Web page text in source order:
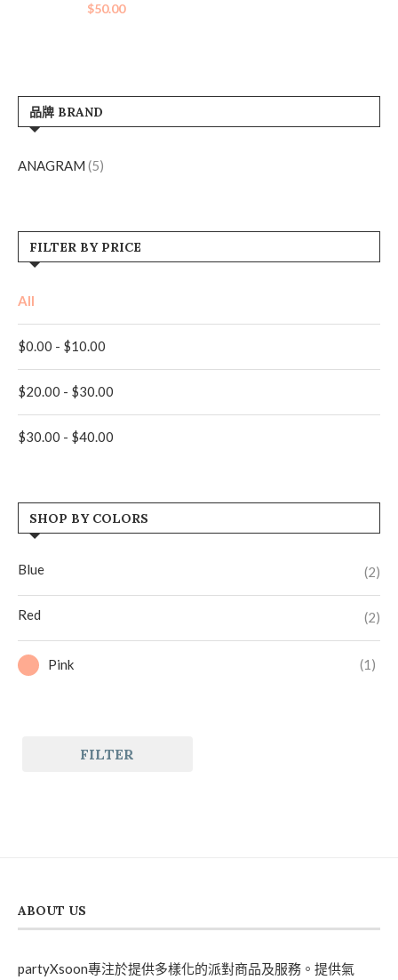
$50.00
品牌 BRAND
ANAGRAM (5)
FILTER BY PRICE
All
$0.00 - $10.00
$20.00 - $30.00
$30.00 - $40.00
SHOP BY COLORS
Blue (2)
Red (2)
Pink (1)
FILTER
ABOUT US
partyXsoon專注於提供多樣化的派對商品及服務。提供氣